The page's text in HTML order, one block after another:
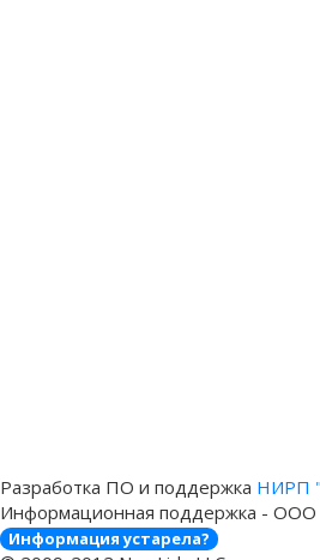
Разработка ПО и поддержка НИРП
Информационная поддержка - ООО
Информация устарела?